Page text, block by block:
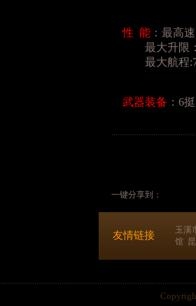
性 能 ：最高
最大升限：
最大航程
武器装备 ：6
一键分享到：
友情链接
玉溪
馆